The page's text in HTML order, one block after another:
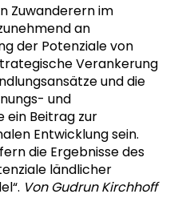
Zuwanderern im
an
der Potenziale von
Verankerung
und die
und
ein Beitrag zur
Entwicklung sein.
die Ergebnisse des
ländlicher
Von Gudrun Kirchhoff